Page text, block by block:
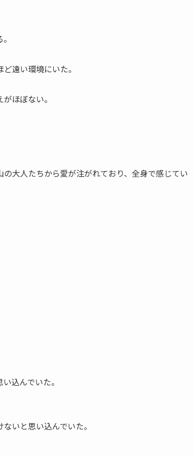
遠い環境にいた。
ほぼない。
大人たちから愛が注がれており、全身で感じてい
込んでいた。
いと思い込んでいた。